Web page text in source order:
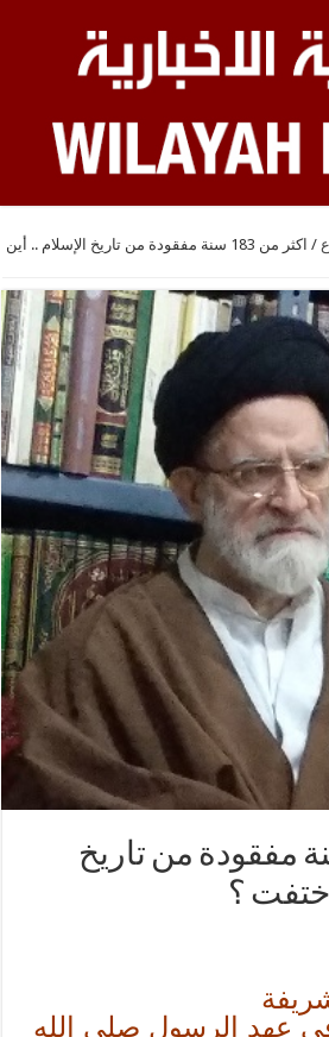
/
اكثر من 183 سنة مفقودة من تاريخ الإسلام .. أين
من 183 سنة مفقودة من تاريخ
؟
في عهد الرسول صلى الله